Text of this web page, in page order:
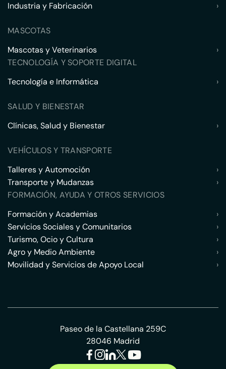
Industria y Fabricación
›
MASCOTAS
Mascotas y Veterinarios
›
TECNOLOGÍA Y SOPORTE DIGITAL
Tecnología e Informática
›
SALUD Y BIENESTAR
Clínicas, Salud y Bienestar
›
VEHÍCULOS Y TRANSPORTE
Talleres y Automoción
›
Transporte y Mudanzas
›
FORMACIÓN, AYUDA Y OTROS SERVICIOS
Formación y Academias
›
Servicios Sociales y Comunitarios
›
Turismo, Ocio y Cultura
›
Agro y Medio Ambiente
›
Movilidad y Servicios de Apoyo Local
›
Paseo de la Castellana 259C
28046 Madrid